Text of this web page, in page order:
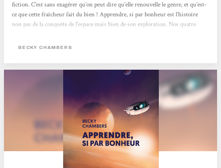
fiction. C’est sans exagérer qu’on peut dire qu’elle renouvelle le genre, et qu’est-
ce que cette fraîcheur fait du bien ! Apprendre, si par bonheur est l’histoire
non pas de la conquête de l’espace mais bien de son exploration. Nos quatre
qu’à en apprendre plus sur l’histoire de la terre en parcourant l’Espace. Nous
BECKY CHAMBERS